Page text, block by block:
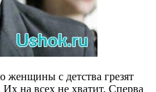
женщины с детства грезят
на всех не хватит. Сперва